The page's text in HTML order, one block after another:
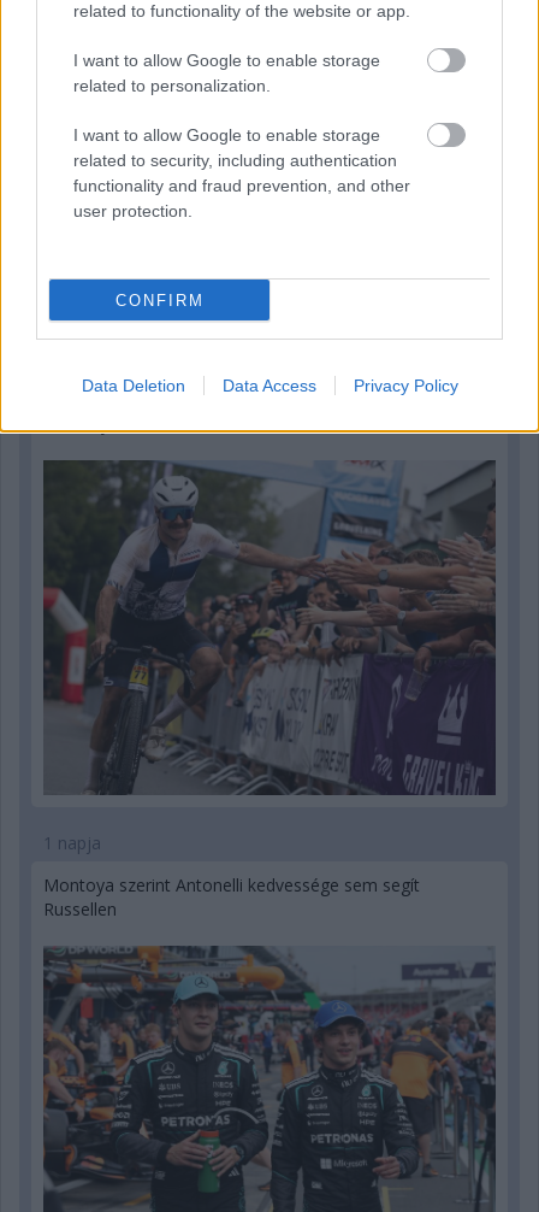
related to functionality of the website or app.
I want to allow Google to enable storage
related to personalization.
I want to allow Google to enable storage
related to security, including authentication
functionality and fraud prevention, and other
user protection.
CONFIRM
Data Deletion Data Access Privacy Policy
Kerékpáros világbajnokságra kvalifikálta magát Bottas az
1 napja
Montoya szerint Antonelli kedvessége sem segít
Russellen